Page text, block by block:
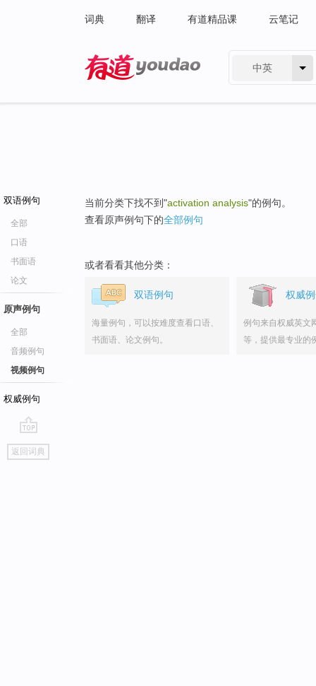
词典 翻译 有道精品课 云笔记
中英
双语例句
全部
口语
书面语
论文
原声例句
全部
音频例句
视频例句
权威例句
go
top
返回词典
当前分类下找不到"activation analysis"的例句。
查看原声例句下的全部例句
或者看看其他分类：
双语例句
海量例句，可以按难度查看口语、
书面语、论文例句。
权威
例句来自权威英文
等，提供最专业的